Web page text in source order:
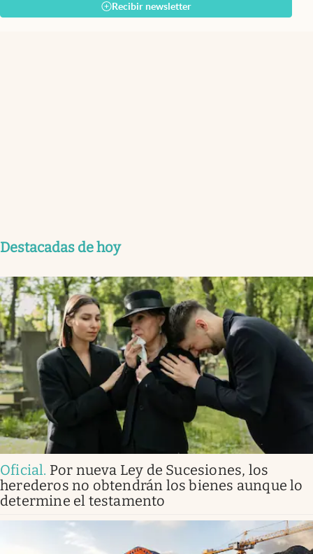
Recibir newsletter
Destacadas de hoy
Oficial. Por nueva Ley de Sucesiones, los
herederos no obtendrán los bienes aunque lo
determine el testamento